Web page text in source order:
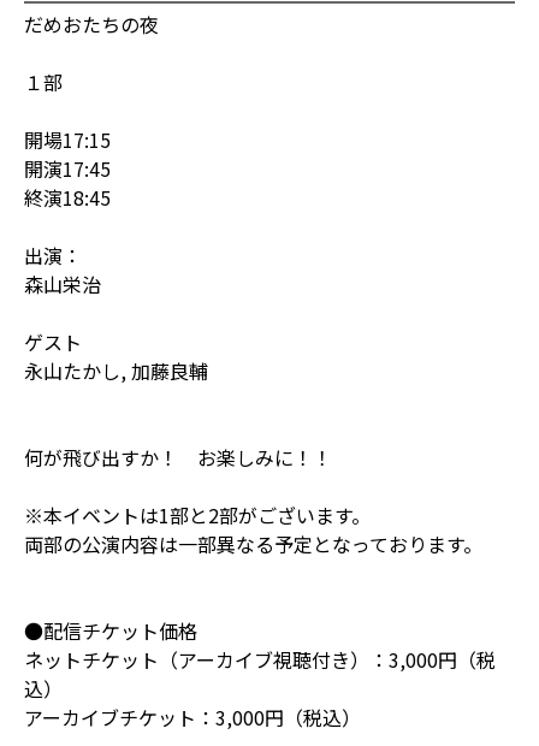
だめおたちの夜
１部
開場17:15
開演17:45
終演18:45
出演：
森山栄治
ゲスト
永山たかし, 加藤良輔
何が飛び出すか！ お楽しみに！！
※本イベントは1部と2部がございます。
両部の公演内容は一部異なる予定となっております。
●配信チケット価格
ネットチケット（アーカイブ視聴付き）：3,000円（税
込）
アーカイブチケット：3,000円（税込）